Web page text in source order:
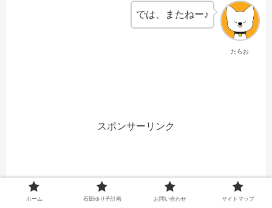
たらお
では、またねー♪
スポンサーリンク
ホーム 石田ゆり子計画 お問い合わせ サイトマップ